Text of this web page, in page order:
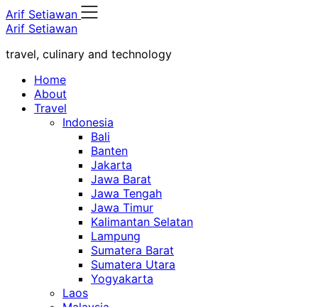
Skip
to
Arif Setiawan
Arif Setiawan
travel, culinary and technology
Home
About
Travel
Indonesia
Bali
Banten
Jakarta
Jawa Barat
Jawa Tengah
Jawa Timur
Kalimantan Selatan
Lampung
Sumatera Barat
Sumatera Utara
Yogyakarta
Laos